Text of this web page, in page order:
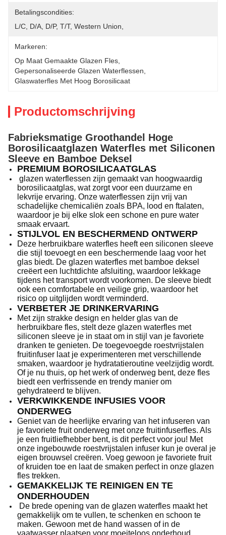
Betalingscondities:
L/C, D/A, D/P, T/T, Western Union,
Markeren:
Op Maat Gemaakte Glazen Fles
Gepersonaliseerde Glazen Waterflessen
Glaswaterfles Met Hoog Borosilicaat
Productomschrijving
Fabrieksmatige Groothandel Hoge
Borosilicaatglazen Waterfles met Siliconen
Sleeve en Bamboe Deksel
PREMIUM BOROSILICAATGLAS
glazen waterflessen zijn gemaakt van hoogwaardig
borosilicaatglas, wat zorgt voor een duurzame en
lekvrije ervaring. Onze waterflessen zijn vrij van
schadelijke chemicaliën zoals BPA, lood en ftalaten,
waardoor je bij elke slok een schone en pure water
smaak ervaart.
STIJLVOL EN BESCHERMEND ONTWERP
Deze herbruikbare waterfles heeft een siliconen sleeve
die stijl toevoegt en een beschermende laag voor het
glas biedt. De glazen waterfles met bamboe deksel
creëert een luchtdichte afsluiting, waardoor lekkage
tijdens het transport wordt voorkomen. De sleeve biedt
ook een comfortabele en veilige grip, waardoor het
risico op uitglijden wordt verminderd.
VERBETER JE DRINKERVARING
Met zijn strakke design en helder glas van de
herbruikbare fles, stelt deze glazen waterfles met
siliconen sleeve je in staat om in stijl van je favoriete
dranken te genieten. De toegevoegde roestvrijstalen
fruitinfuser laat je experimenteren met verschillende
smaken, waardoor je hydratatieroutine veelzijdig wordt.
Of je nu thuis, op het werk of onderweg bent, deze fles
biedt een verfrissende en trendy manier om
gehydrateerd te blijven.
VERKWIKKENDE INFUSIES VOOR
ONDERWEG
Geniet van de heerlijke ervaring van het infuseren van
je favoriete fruit onderweg met onze fruitinfuserfles. Als
je een fruitliefhebber bent, is dit perfect voor jou! Met
onze ingebouwde roestvrijstalen infuser kun je overal je
eigen brouwsel creëren. Voeg gewoon je favoriete fruit
of kruiden toe en laat de smaken perfect in onze glazen
fles trekken.
GEMAKKELIJK TE REINIGEN EN TE
ONDERHOUDEN
De brede opening van de glazen waterfles maakt het
gemakkelijk om te vullen, te schenken en schoon te
maken. Gewoon met de hand wassen of in de
vaatwasser plaatsen voor moeiteloos onderhoud.